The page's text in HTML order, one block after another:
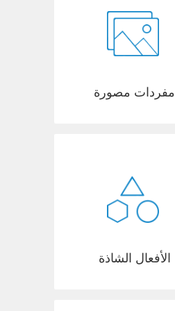
مفردات مصورة
الأفعال الشاذة